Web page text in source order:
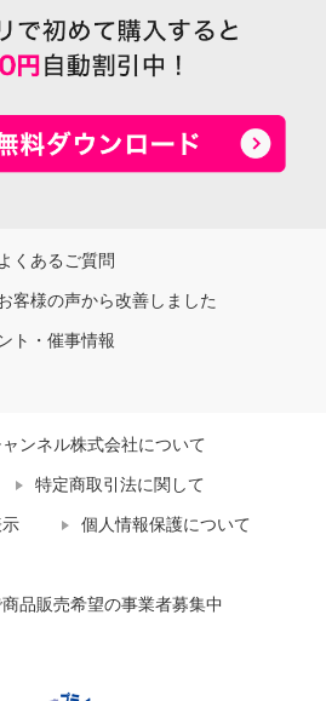
よくあるご質問
客様の声から改善しました
ト・催事情報
ンネル株式会社について
特定商取引法に関して
個人情報保護について
品販売希望の事業者募集中